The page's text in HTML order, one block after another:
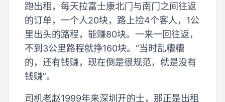
跑出租，每天拉富士康北门与南门之间往返
的订单，一个人20块，路上捡4个客人，1公
里出头的路程，能赚80块。一来一回往返，
不到3公里路程就挣160块。“当时乱糟糟
的，还有钱赚，现在倒是很规范，就是没有
钱赚”。
司机老赵1999年来深圳开的士，那正是出租